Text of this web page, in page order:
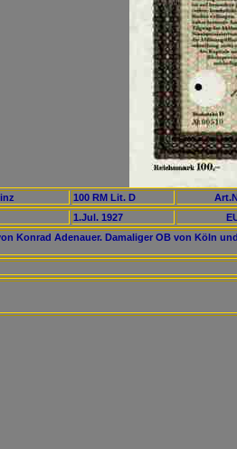
100 RM Lit. D
1.Jul. 1927
Konrad Adenauer. Damaliger OB von Köln